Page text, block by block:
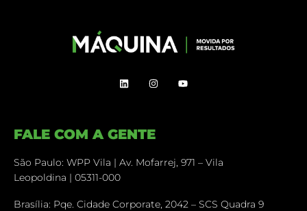
FALE COM A GENTE
São Paulo: WPP Vila | Av. Mofarrej, 971 – Vila
Leopoldina | 05311-000
Brasília: Pqe. Cidade Corporate, 2042 – SCS Quadra 9